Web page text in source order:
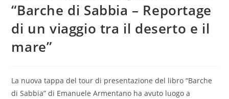
“Barche di Sabbia – Reportage
di un viaggio tra il deserto e il
mare”
La nuova tappa del tour di presentazione del libro “Barche
di Sabbia” di Emanuele Armentano ha avuto luogo a